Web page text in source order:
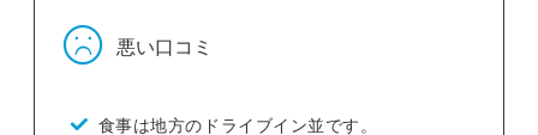
悪い口コミ
食事は地方のドライブイン並です。